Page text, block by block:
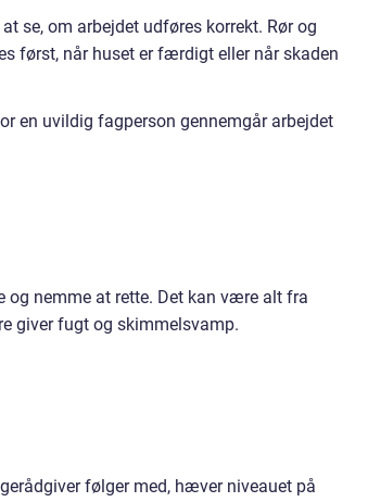
se, om arbejdet udføres korrekt. Rør og
først, når huset er færdigt eller når skaden
en uvildig fagperson gennemgår arbejdet
og nemme at rette. Det kan være alt fra
giver fugt og skimmelsvamp.
følger med, hæver niveauet på